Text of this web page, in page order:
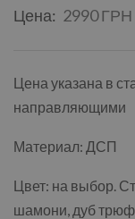
Цена: 2990 ГРН
Цена указана в
направляющими
Материал: ДСП
Цвет: на выбор.
шамони, дуб